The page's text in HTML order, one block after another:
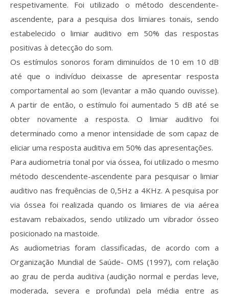
respetivamente. Foi utilizado o método descendente-
ascendente, para a pesquisa dos limiares tonais, sendo
estabelecido o limiar auditivo em 50% das respostas
positivas à detecção do som.
Os estímulos sonoros foram diminuídos de 10 em 10 dB
até que o indivíduo deixasse de apresentar resposta
comportamental ao som (levantar a mão quando ouvisse).
A partir de então, o estímulo foi aumentado 5 dB até se
obter novamente a resposta. O limiar auditivo foi
determinado como a menor intensidade de som capaz de
eliciar uma resposta auditiva em 50% das apresentações.
Para audiometria tonal por via óssea, foi utilizado o mesmo
método descendente-ascendente para pesquisar o limiar
auditivo nas frequências de 0,5Hz a 4KHz. A pesquisa por
via óssea foi realizada quando os limiares de via aérea
estavam rebaixados, sendo utilizado um vibrador ósseo
posicionado na mastoide.
As audiometrias foram classificadas, de acordo com a
Organização Mundial de Saúde- OMS (1997), com relação
ao grau de perda auditiva (audição normal e perdas leve,
moderada, severa e profunda) pela média entre as